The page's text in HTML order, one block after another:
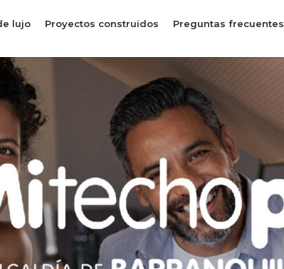
lujo Proyectos construidos Preguntas frecuentes